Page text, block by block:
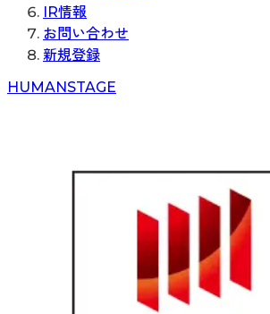
IR情報
お問い合わせ
新規登録
HUMANSTAGE